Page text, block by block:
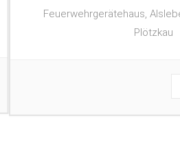
Feuerwehrgerätehaus, Alslebener
Plötzkau